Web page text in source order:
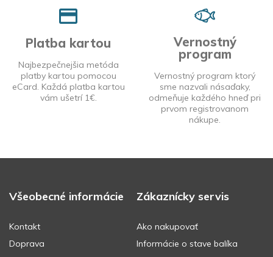
Platba kartou
Najbezpečnejšia metóda
platby kartou pomocou
eCard. Každá platba kartou
vám ušetrí 1€.
Vernostný
program
Vernostný program ktorý
sme nazvali násaďaky,
odmeňuje každého hneď pri
prvom registrovanom
nákupe.
Všeobecné informácie
Kontakt
Doprava
Zákaznícky servis
Ako nakupovať
Informácie o stave balíka